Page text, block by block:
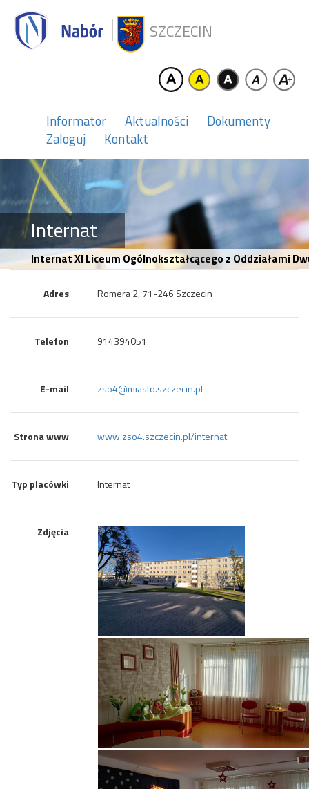
SZCZECIN
Informator Aktualności
Dokumenty
Zaloguj
Kontakt
Internat
Internat XI Liceum Ogólnokształcącego z Oddziałami
Adres Romera 2, 71-246 Szczecin
Telefon 914394051
E-mail zso4@miasto.szczecin.pl
Strona www www.zso4.szczecin.pl/internat
Typ placówki Internat
Zdjęcia